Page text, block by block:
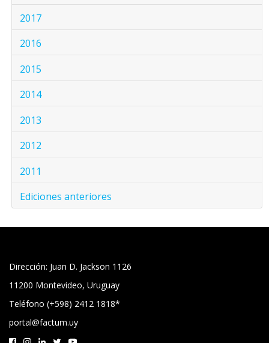
2017
2016
2015
2014
2013
2012
2011
Ediciones anteriores
Dirección: Juan D. Jackson 1126
11200 Montevideo, Uruguay
Teléfono (+598) 2412 1818*
portal@factum.uy